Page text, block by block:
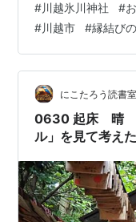
Search 人力車が走
とがあるんですよ
朱印 授かりました
ることが出来て良
#川越氷川神社 #
#川越市 #縁結び
にこたろう読書
0630 起床 晴
ル」を見て考え